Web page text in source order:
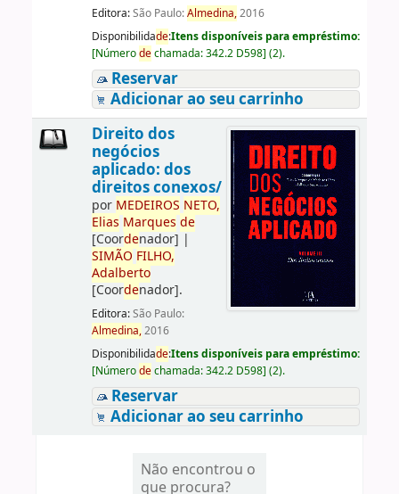
Editora:São Paulo:Almedina,2016
Disponibilidade:Itens disponíveis para empréstimo:
[Númerodechamada:342.2 D598] (2).
Reservar
Adicionar ao seu carrinho
Direito dos
negócios
aplicado: dos
direitos conexos/
por MEDEIROS NETO,
Elias Marques de
[Coordenador] |
SIMÃO FILHO,
Adalberto
[Coordenador].
Editora:São Paulo:
Almedina,2016
Disponibilidade:Itens disponíveis para empréstimo:
[Númerodechamada:342.2 D598] (2).
Reservar
Adicionar ao seu carrinho
Não encontrou o
que procura?